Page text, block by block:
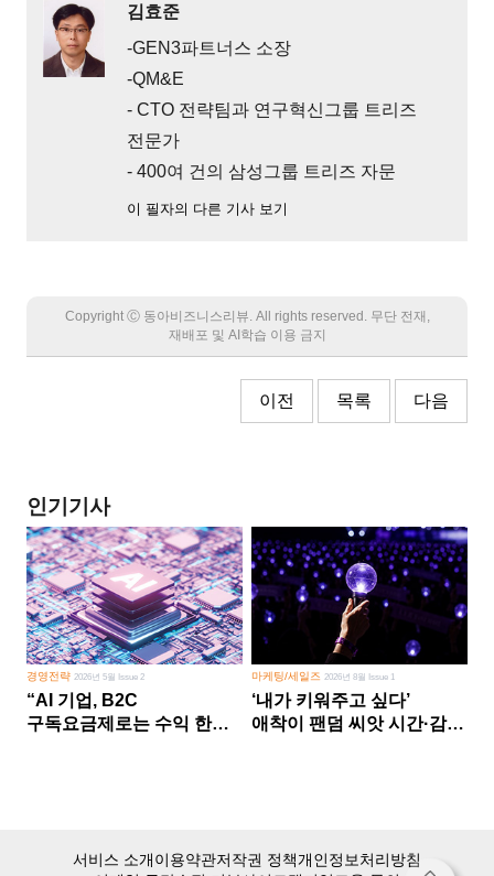
김효준
-GEN3파트너스 소장
-QM&E
- CTO 전략팀과 연구혁신그룹 트리즈
전문가
- 400여 건의 삼성그룹 트리즈 자문
이 필자의 다른 기사 보기
Copyright Ⓒ 동아비즈니스리뷰. All rights reserved. 무단 전재,
재배포 및 AI학습 이용 금지
이전 목록 다음
인기기사
경영전략 2026년 5월 Issue 2
“AI 기업, B2C
구독요금제로는 수익 한계
마케팅/세일즈 2026년 8월 Issue 1
‘내가 키워주고 싶다’
애착이 팬덤 씨앗 시간·감정
서비스 소개이용약관저작권 정책개인정보처리방침